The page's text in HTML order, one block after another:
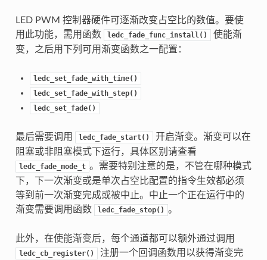
LED PWM 控制器硬件可逐渐改变占空比的数值。要使
用此功能，需用函数
ledc_fade_func_install()
使能渐
变，之后用下列可用渐变函数之一配置：
ledc_set_fade_with_time()
ledc_set_fade_with_step()
ledc_set_fade()
最后需要调用 ledc_fade_start()
开启渐变。渐变可以在
阻塞或非阻塞模式下运行，具体区别请查看
ledc_fade_mode_t 。需要特别注意的是，不管在哪种模式
下，下一次渐变或是单次占空比配置的指令生效都必须
等到前一次渐变完成或被中止。中止一个正在运行中的
渐变需要调用函数
ledc_fade_stop() 。
此外，在使能渐变后，每个通道都可以额外通过调用
ledc_cb_register()
注册一个回调函数用以获得渐变完